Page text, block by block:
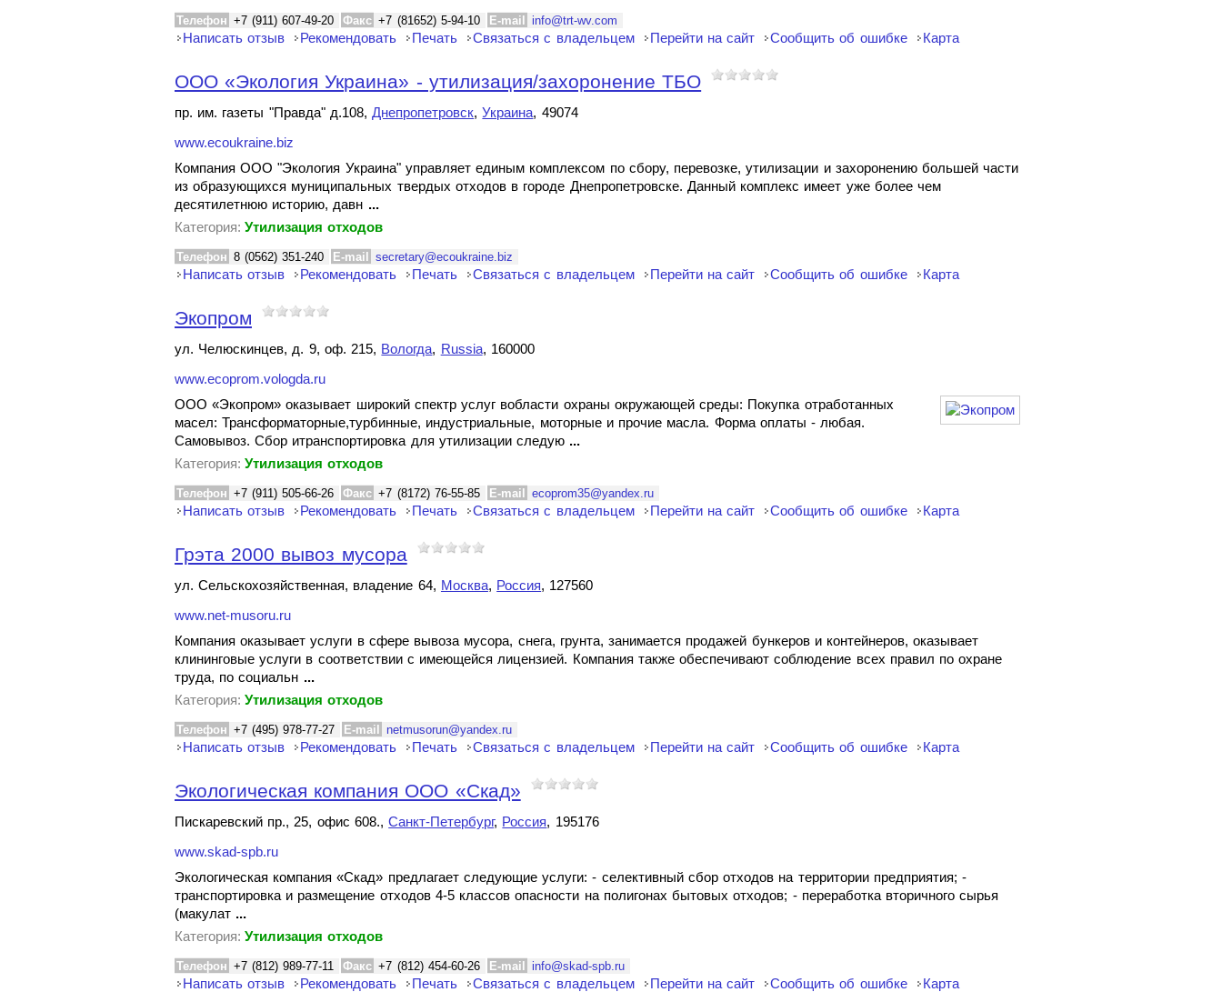
Телефон +7 (911) 607-49-20 Факс +7 (81652) 5-94-10 E-mail info@trt-wv.com
Написать отзыв Рекомендовать Печать Связаться с владельцем Перейти на сайт Сообщить об ошибке Карта
ООО «Экология Украина» - утилизация/захоронение ТБО
пр. им. газеты "Правда" д.108,Днепропетровск,Украина, 49074
www.ecoukraine.biz
Компания ООО "Экология Украина" управляет единым комплексом по сбору, перевозке, утилизации и захоронению большей части
из образующихся муниципальных твердых отходов в городе Днепропетровске. Данный комплекс имеет уже более чем
десятилетнюю историю, давн ...
Категория: Утилизация отходов
Телефон 8 (0562) 351-240 E-mail secretary@ecoukraine.biz
Написать отзыв Рекомендовать Печать Связаться с владельцем Перейти на сайт Сообщить об ошибке Карта
Экопром
ул. Челюскинцев, д. 9, оф. 215, Вологда, Russia, 160000
www.ecoprom.vologda.ru
ООО «Экопром» оказывает широкий спектр услуг вобласти охраны окружающей среды: Покупка отработанных
масел: Трансформаторные,турбинные, индустриальные, моторные и прочие масла. Форма оплаты - любая.
Самовывоз. Сбор итранспортировка для утилизации следую ...
Категория: Утилизация отходов
Телефон +7 (911) 505-66-26 Факс +7 (8172) 76-55-85 E-mail ecoprom35@yandex.ru
Написать отзыв Рекомендовать Печать Связаться с владельцем Перейти на сайт Сообщить об ошибке Карта
Грэта 2000 вывоз мусора
ул. Сельскохозяйственная, владение 64, Москва, Россия, 127560
www.net-musoru.ru
Компания оказывает услуги в сфере вывоза мусора, снега, грунта, занимается продажей бункеров и контейнеров, оказывает
клининговые услуги в соответствии с имеющейся лицензией. Компания также обеспечивают соблюдение всех правил по охране
труда, по социальн ...
Категория: Утилизация отходов
Телефон +7 (495) 978-77-27 E-mail netmusorun@yandex.ru
Написать отзыв Рекомендовать Печать Связаться с владельцем Перейти на сайт Сообщить об ошибке Карта
Экологическая компания OOO «Скад»
Пискаревский пр., 25, офис 608.,Санкт-Петербург, Россия, 195176
www.skad-spb.ru
Экологическая компания «Скад» предлагает следующие услуги: - селективный сбор отходов на территории предприятия; -
транспортировка и размещение отходов 4-5 классов опасности на полигонах бытовых отходов; - переработка вторичного сырья
(макулат ...
Категория: Утилизация отходов
Телефон +7 (812) 989-77-11 Факс +7 (812) 454-60-26 E-mail info@skad-spb.ru
Написать отзыв Рекомендовать Печать Связаться с владельцем Перейти на сайт Сообщить об ошибке Карта